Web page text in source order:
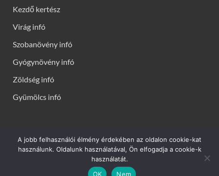
Kezdő kertész
Virág infó
Szobanövény infó
Gyógynövény infó
Zöldség infó
Gyümölcs infó
Kerti virágok - Virág infók: Virág, virágok, évelők, örökzöldek,
talajtakarók, balkon növények, szobanövények termesztése,
gondozása, ültetése, szaporítása
A jobb felhasználói élmény érdekében az oldalon cookie-kat
használunk. Oldalunk használatával, Ön elfogadja a cookie-k
használatát.
OK
Nem